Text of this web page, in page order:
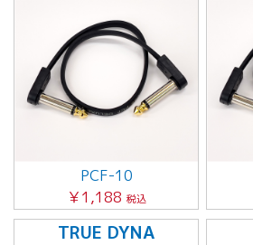
PCF-10
￥1,188 税込
TRUE DYNA